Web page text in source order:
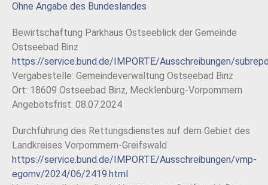
Ohne Angabe des Bundeslandes
Bewirtschaftung Parkhaus Ostseeblick der Gemeinde
Ostseebad Binz
https://service.bund.de/IMPORTE/Ausschreibungen/
Vergabestelle: Gemeindeverwaltung Ostseebad Binz
Ort: 18609 Ostseebad Binz, Mecklenburg-Vorpommern
Angebotsfrist: 08.07.2024
Durchführung des Rettungsdienstes auf dem Gebiet des
Landkreises Vorpommern-Greifswald
https://service.bund.de/IMPORTE/Ausschreibungen/vmp-
egomv/2024/06/2419.html